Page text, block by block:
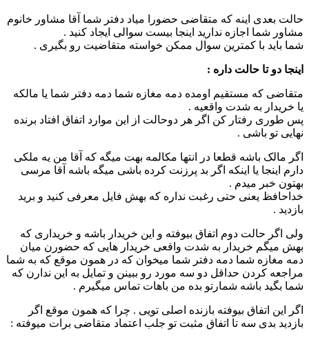
حالت بعدی اینه که متقاضی حضورا میاد دفتر شما آقا مشاور خانوم
مشاور شما اجازه ندارید اینجا بیست سوالی ایجاد کنید .
شما باید با کمترین سوال ممکن خواسته متقاضیت رو بگیری .
اینجا دو تا حالت داره :
متقاضی که مستقیم اومده دمه مغازه شما دمه دفتر شما یا مالکه
یا خریدار به شدت واقعیه .
پس طوری رفتار کن اگر هر دوحالت از این موارد اتفاق افتاد برنده
نهایی تو باشی .
اگر مالک باشه قطعا در انتها مکالمه بهت میگه که آقا من یه ملکی
دارم اینجا یا اینکه اگر بد پرزنت کرده باشی میگه باشه آقا مرسی
بهتون خبر میدم .
خداحافظ یعنی حتی رغبت نداره که بهش فایل معرفی کنید و برید
بازدید .
ولی اگر حالت دوم اتفاق بیوفته و این خریدار باشه و خریداری که
بهش میگم خریدار به شدت واقعی خریدار هایی که حضورن میان
دمه مغازه شما دمه دفتر شما میخوان که در همون موقع که به شما
مراجعه کردن حداقل دو سه مورد رو ببینن و تمایل به این ندارن که
شما بگید باشه شمارتو بده من باهات تماس میگیرم .
اگر این اتفاق بیوفته بازنده اصلی تویی . چرا که همون موقع اگر
بازدید بدی سه تا اتفاق مثبت تو جلب اعتماد متقاضی برات میوفته :